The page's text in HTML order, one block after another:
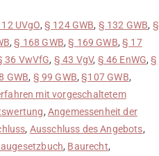
UVgO, § 124 GWB, § 132 GWB, §
,§ 168 GWB,§ 169 GWB,§ 17
36 VwVfG, § 43 VgV, § 46 EnWG,§
GWB, § 99 GWB,§107 GWB,
mit vorgeschaltetem
, Angemessenheit der
, Ausschluss des Angebots,
, Baurecht,